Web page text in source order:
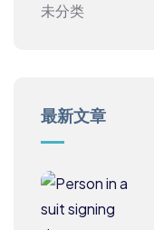
未分类
最新文章